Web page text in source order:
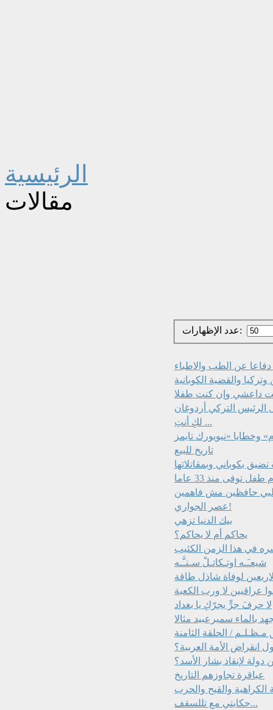
الرئيسية
مقالات
عدد الإظهارات:
وتركيا والقضية الكوبانية
الرئيس التركي أردوغان
لكِ أنتِ ...
تاريخ للبيع
بكوباني وبمقاتلاتها
عصر الجواري!
بيك الدنيا تزهي
يحاكم أم لا يحاكم؟
في هذا الزمن الكئيب
شيعـَـه اوتـكاتـلْ سـنـَّـه
لوفاة شاذل طاقة
عراقيين لا ورب الكعبة
لا حرفَ جرٍّ يجرّكِ يا بغداد
بالماء سميرعبيد مثالا
/ الحلقة الثامنة
الأمة العربية؟
لإنقاذ بشار الأسد؟
عباقرة تجاوزهم التاريخ
والقبح والحرب
حكايتي مع تللسقف...